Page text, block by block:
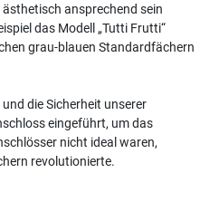
ansprechend sein
das Modell „Tutti Frutti“
grau-blauen Standardfächern
die Sicherheit unserer
eingeführt, um das
nicht ideal waren,
revolutionierte.